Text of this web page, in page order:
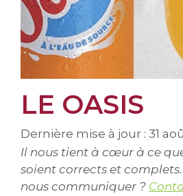
LE OASIS
Dernière mise à jour : 31
Il nous tient à cœur à ce
soient corrects et
nous communiquer ?